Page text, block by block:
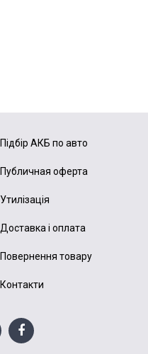
Підбір АКБ по авто
Публичная оферта
Утилізація
Доставка і оплата
Повернення товару
Контакти